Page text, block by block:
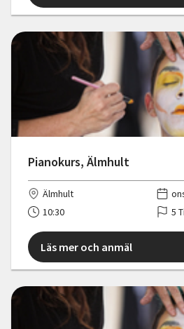
Pianokurs, Älmhult
Älmhult
10:30
5
Läs mer och anmäl